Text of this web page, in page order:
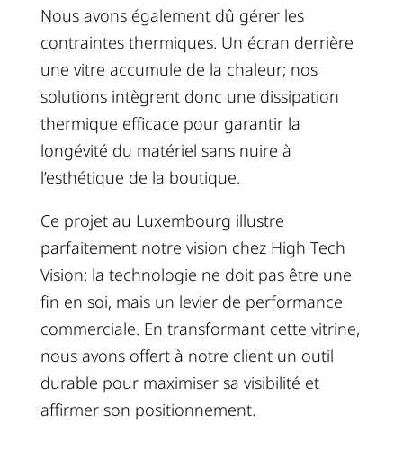
Nous avons également dû gérer les
contraintes thermiques. Un écran derrière
une vitre accumule de la chaleur; nos
solutions intègrent donc une dissipation
thermique efficace pour garantir la
longévité du matériel sans nuire à
l’esthétique de la boutique.
Ce projet au Luxembourg illustre
parfaitement notre vision chez High Tech
Vision: la technologie ne doit pas être une
fin en soi, mais un levier de performance
commerciale. En transformant cette vitrine,
nous avons offert à notre client un outil
durable pour maximiser sa visibilité et
affirmer son positionnement.